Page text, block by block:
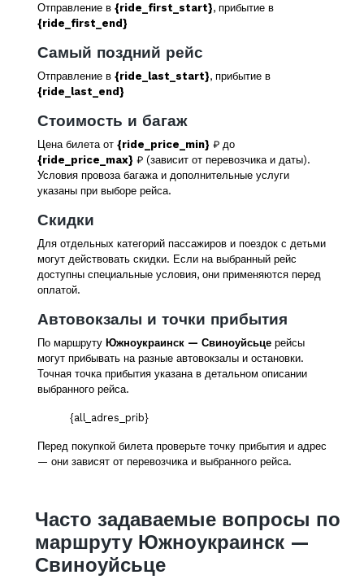
Отправление в {ride_first_start}, прибытие в
{ride_first_end}
Самый поздний рейс
Отправление в {ride_last_start}, прибытие в
{ride_last_end}
Стоимость и багаж
Цена билета от {ride_price_min} ₽ до
{ride_price_max} ₽ (зависит от перевозчика и даты).
Условия провоза багажа и дополнительные услуги
указаны при выборе рейса.
Скидки
Для отдельных категорий пассажиров и поездок с детьми
могут действовать скидки. Если на выбранный рейс
доступны специальные условия, они применяются перед
оплатой.
Автовокзалы и точки прибытия
По маршруту Южноукраинск — Свиноуйсьце рейсы
могут прибывать на разные автовокзалы и остановки.
Точная точка прибытия указана в детальном описании
выбранного рейса.
{all_adres_prib}
Перед покупкой билета проверьте точку прибытия и адрес
— они зависят от перевозчика и выбранного рейса.
Часто задаваемые вопросы по
маршруту Южноукраинск —
Свиноуйсьце